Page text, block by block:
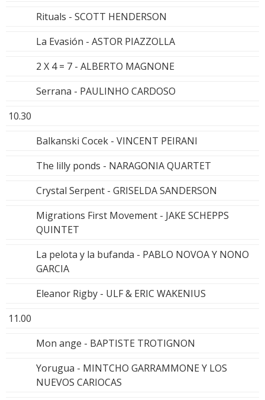
Rituals - SCOTT HENDERSON
La Evasión - ASTOR PIAZZOLLA
2 X 4 = 7 - ALBERTO MAGNONE
Serrana - PAULINHO CARDOSO
10.30
Balkanski Cocek - VINCENT PEIRANI
The lilly ponds - NARAGONIA QUARTET
Crystal Serpent - GRISELDA SANDERSON
Migrations First Movement - JAKE SCHEPPS
QUINTET
La pelota y la bufanda - PABLO NOVOA Y NONO
GARCIA
Eleanor Rigby - ULF & ERIC WAKENIUS
11.00
Mon ange - BAPTISTE TROTIGNON
Yorugua - MINTCHO GARRAMMONE Y LOS
NUEVOS CARIOCAS